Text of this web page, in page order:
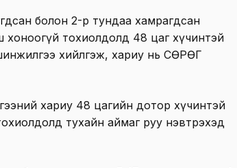
болон 2-р тундаа хамрагдсан
хоноогүй тохиолдолд 48 цаг хүчинтэй
хийлгэж, хариу нь СӨРӨГ
хариу 48 цагийн дотор хүчинтэй
тохиолдолд тухайн аймаг руу нэвтрэхэд